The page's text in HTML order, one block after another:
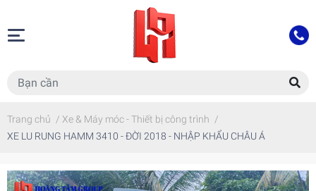
Trang chủ / Xe & Máy móc - Thiết bị công trình /
XE LU RUNG HAMM 3410 - ĐỜI 2018 - NHẬP KHẨU CHÂU Á